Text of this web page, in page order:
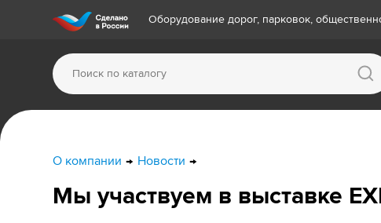
Оборудование дорог, парковок,
О компании Новости
Мы участвуем в выставке